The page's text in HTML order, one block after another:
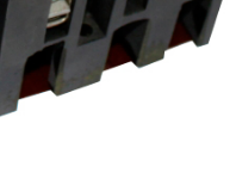
успели закрыть смету
вы получили хороший заказ))